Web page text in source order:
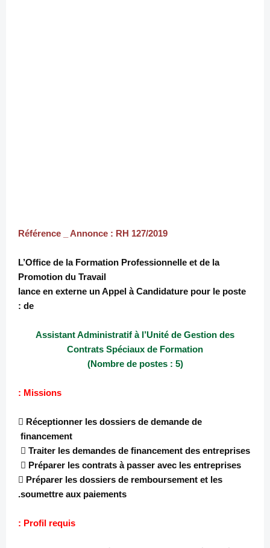
Référence _ Annonce : RH 127/2019
L’Office de la Formation Professionnelle et de la
Promotion du Travail
lance en externe un Appel à Candidature pour le poste
de :
Assistant Administratif à l’Unité de Gestion des
Contrats Spéciaux de Formation
(Nombre de postes : 5)
Missions :
 Réceptionner les dossiers de demande de
financement
 Traiter les demandes de financement des entreprises
 Préparer les contrats à passer avec les entreprises
 Préparer les dossiers de remboursement et les
soumettre aux paiements.
Profil requis :